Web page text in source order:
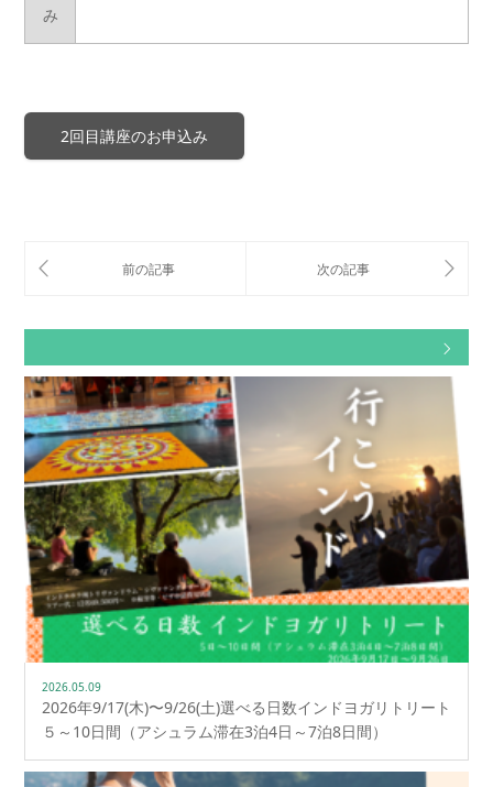
み
2回目講座のお申込み
2026.05.09
2026年9/17(木)〜9/26(土)選べる日数インドヨガリトリート
５～10日間（アシュラム滞在3泊4日～7泊8日間）